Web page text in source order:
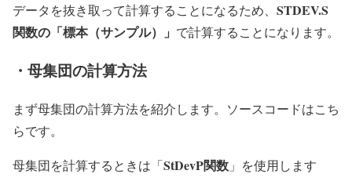
データを抜き取って計算することになるため、 STDEV.S
関数の「標本（サンプル）」 で計算することになります。
・母集団の計算方法
まず母集団の計算方法を紹介します。ソースコードはこち
らです。
母集団を計算するときは「StDevP関数 」を使用します